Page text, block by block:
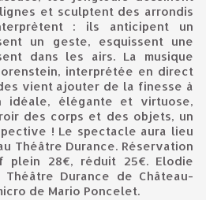
et sculptent des arrondis
: ils anticipent un
un geste, esquissent une
dans les airs. La musique
interprétée en direct
vient ajouter de la finesse à
idéale, élégante et virtuose,
des corps et des objets, un
! Le spectacle aura lieu
Théâtre Durance. Réservation
28€, réduit 25€. Elodie
Durance de Château-
de Mario Poncelet.